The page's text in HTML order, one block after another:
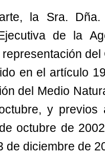
la Sra. Dña.
de la
en el artículo
del Medio
y previos
octubre de
de diciembre de